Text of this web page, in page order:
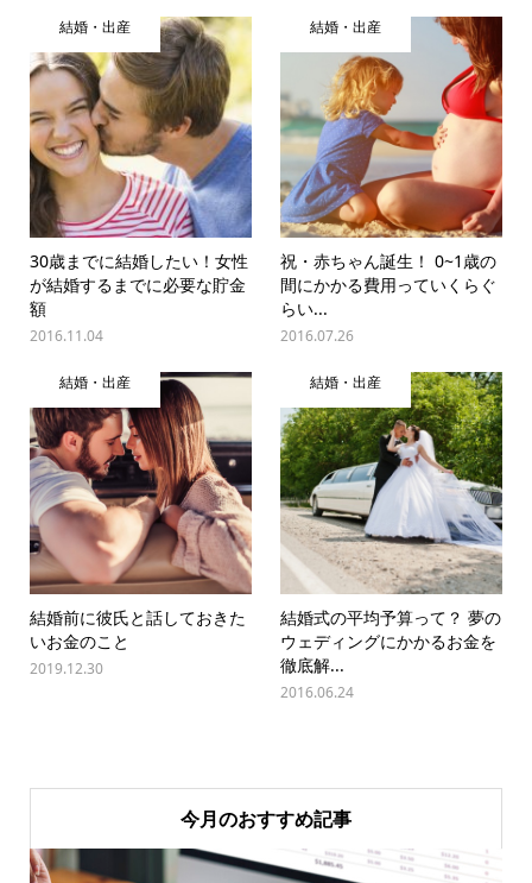
結婚・出産
30歳までに結婚したい！女性
が結婚するまでに必要な貯金
額
2016.11.04
結婚・出産
祝・赤ちゃん誕生！ 0~1歳の
間にかかる費用っていくらぐ
らい...
2016.07.26
結婚・出産
結婚前に彼氏と話しておきた
いお金のこと
2019.12.30
結婚・出産
結婚式の平均予算って？ 夢の
ウェディングにかかるお金を
徹底解...
2016.06.24
今月のおすすめ記事